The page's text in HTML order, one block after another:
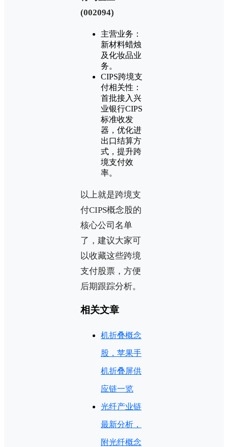
(002094)‌
主营业务：
新材料蜡烛
及化妆品业
务。
CIPS跨境支
付相关性：
首批接入兴
业银行CIPS
标准收发
器，优化进
出口结算方
式，提升跨
境支付效
率。
以上就是跨境支
付CIPS概念股的
核心公司名单
了，建议大家可
以收藏这些跨境
支付股票，方便
后期跟踪分析。
相关文章
机折叠概念
股，苹果手
机折叠屏供
应链一览
光纤产业链
最新分析，
附光纤概念